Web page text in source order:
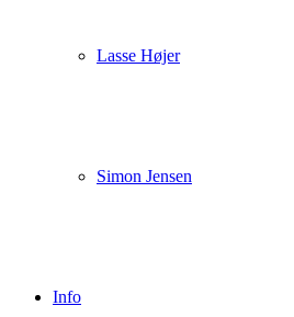
Lasse Højer
Simon Jensen
Info